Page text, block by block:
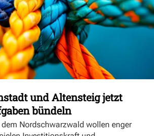
und Altensteig jetzt
bündeln
Nordschwarzwald wollen enger